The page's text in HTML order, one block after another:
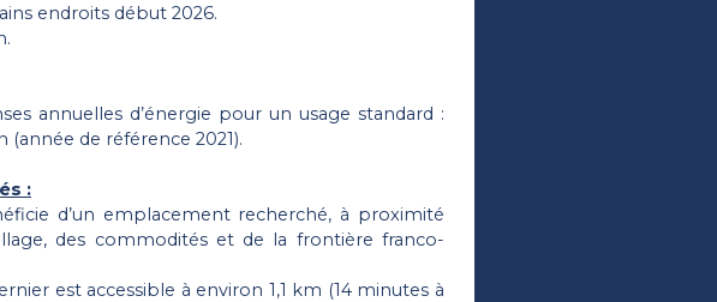
endroits début 2026.
annuelles d’énergie pour un usage standard :
(année de référence 2021).
:
d’un emplacement recherché, à proximité
des commodités et de la frontière franco-
est accessible à environ 1,1 km (14 minutes à